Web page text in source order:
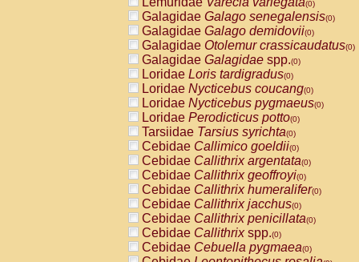
(0)
AtelidaeAteles belzebuth(0)
AtelidaeAteles geoffroyi(0)
AtelidaeAteles paniscus(0)
AtelidaeAtelesspp.(0)
Atelidae Lagothrix lagothricha
AtelidaeLagothrix lagothricha cana
PitheciidaeCacajao calvus
PitheciidaeCallicebus cupreus
PitheciidaeCallicebus donacophilus
PitheciidaeCallicebus moloch
PitheciidaeCallicebus torquatus
PitheciidaeCallicebusspp.(0)
PitheciidaeChiropotes satanas(0)
PitheciidaePithecia monachus
PitheciidaePithecia pithecia(0)
CercopithecidaeCercocebus agilis
CercopithecidaeCercocebus
(0)
Galagidae Galago senegalensis(0)
Galagidae Galago demidovii(0)
Galagidae Otolemur crassicaudatus(0)
Galagidae Galagidae spp.(0)
Loridae Loris tardigradus(0)
Loridae Nycticebus coucang(0)
Loridae Nycticebus pygmaeus(0)
Loridae Perodicticus potto(0)
Tarsiidae Tarsius syrichta(0)
Cebidae Callimico goeldii(0)
Cebidae Callithrix argentata(0)
Cebidae Callithrix geoffroyi(0)
Cebidae Callithrix humeralifer(0)
Cebidae Callithrix jacchus(0)
Cebidae Callithrix penicillata(0)
Cebidae Callithrixspp.(0)
Cebidae Cebuella pygmaea(0)